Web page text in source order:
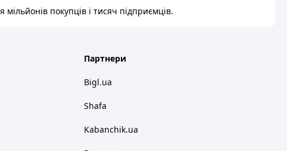
покупців і тисяч підприємців.
Партнери
Bigl.ua
Shafa
Kabanchik.ua